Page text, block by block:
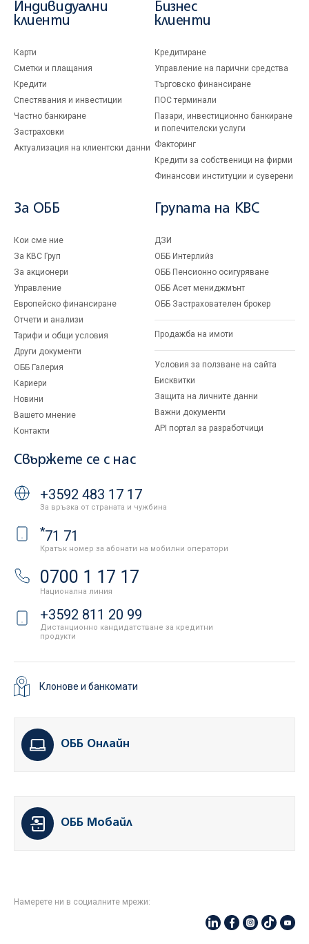
Индивидуални
клиенти
Карти
Сметки и плащания
Кредити
Спестявания и инвестиции
Частно банкиране
Застраховки
Актуализация на клиентски данни
Бизнес
клиенти
Кредитиране
Управление на парични средства
Търговско финансиране
ПОС терминали
Пазари, инвестиционно банкиране
и попечителски услуги
Факторинг
Кредити за собственици на фирми
Финансови институции и суверени
За ОББ
Кои сме ние
За KBC Груп
За акционери
Управление
Европейско финансиране
Отчети и анализи
Тарифи и общи условия
Други документи
ОББ Галерия
Кариери
Новини
Вашето мнение
Контакти
Групата на KBC
ДЗИ
ОББ Интерлийз
ОББ Пенсионно осигуряване
ОББ Асет мениджмънт
ОББ Застрахователен брокер
Продажба на имоти
Условия за ползване на сайта
Бисквитки
Защита на личните данни
Важни документи
API портал за разработчици
Свържете се с нас
+3592 483 17 17
За връзка от страната и чужбина
*71 71
Кратък номер за абонати на мобилни оператори
0700 1 17 17
Национална линия
+3592 811 20 99
Дистанционно кандидатстване за кредитни
продукти
Клонове и банкомати
ОББ Онлайн
ОББ Мобайл
Намерете ни в социалните мрежи: